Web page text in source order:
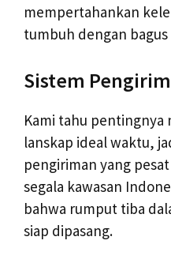
mempertahankan
tumbuh dengan
Sistem
Kami tahu pentingnya
lanskap ideal waktu,
pengiriman yang
segala kawasan
bahwa rumput tiba
siap dipasang.